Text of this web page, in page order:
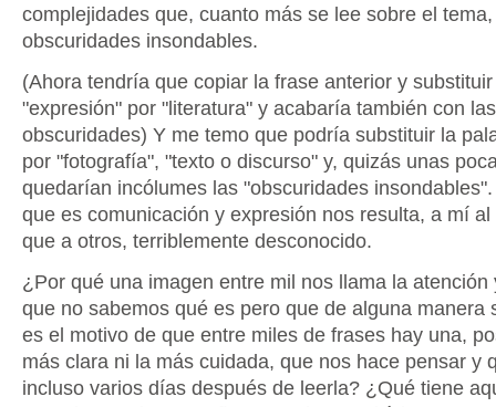
complejidades que, cuanto más se lee sobre el
obscuridades insondables.
(Ahora tendría que copiar la frase anterior y
"expresión" por "literatura" y acabaría también con
obscuridades) Y me temo que podría substituir la
por "fotografía", "texto o discurso" y, quizás unas
quedarían incólumes las "obscuridades
que es comunicación y expresión nos resulta, a mí
que a otros, terriblemente desconocido.
¿Por qué una imagen entre mil nos llama la atención
que no sabemos qué es pero que de alguna manera
es el motivo de que entre miles de frases hay una,
más clara ni la más cuidada, que nos hace pensar y
incluso varios días después de leerla? ¿Qué tiene